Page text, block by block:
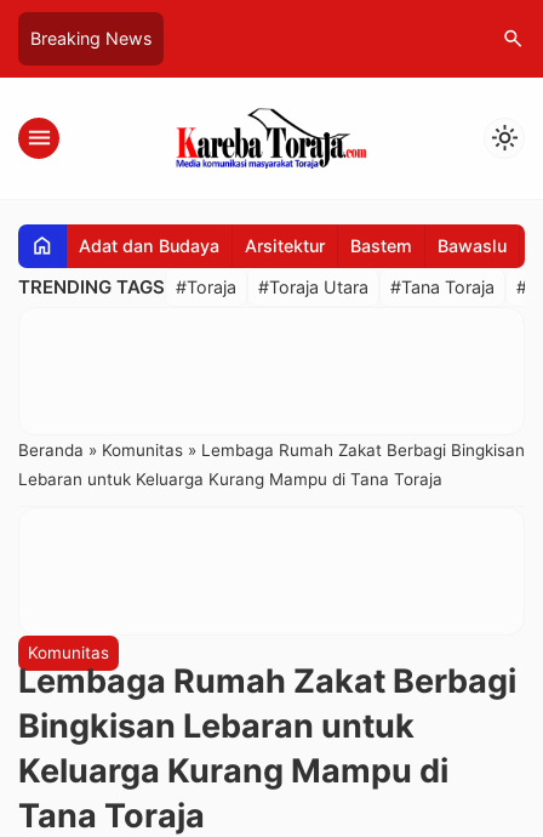
Breaking News search
menu light_mode
home Adat dan Budaya Arsitektur Bastem Bawaslu
TRENDING TAGS #Toraja #Toraja Utara #Tana Toraja
Beranda » Komunitas » Lembaga Rumah Zakat Berbagi Bingkisan
Lebaran untuk Keluarga Kurang Mampu di Tana Toraja
Komunitas
Lembaga Rumah Zakat Berbagi
Bingkisan Lebaran untuk
Keluarga Kurang Mampu di
Tana Toraja